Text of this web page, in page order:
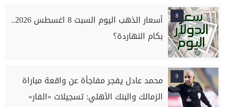
8
أسعار الذهب اليوم السبت 8 اغسطس 2026..
بكام النهاردة؟
9
محمد عادل يفجر مفاجأة عن واقعة مباراة
الزمالك والبنك الأهلي: تسجيلات «الفار»